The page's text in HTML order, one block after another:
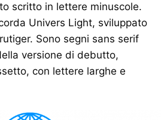
scritto in lettere minuscole.
Univers Light, sviluppato
Sono segni sans serif
versione di debutto,
con lettere larghe e